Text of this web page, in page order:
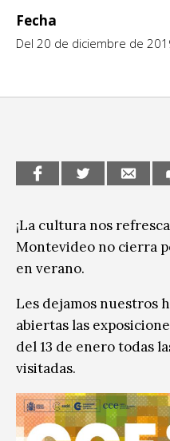
CCE en el interior/libros
Letras
Música
Sin categoría
Fecha
Del 20 de diciembre de
¡La cultura nos
Montevideo no cierra
en verano.
Les dejamos nuestros
abiertas las
del 13 de enero todas
visitadas.